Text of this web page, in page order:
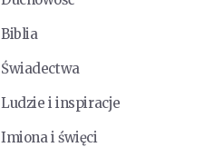
Biblia
Świadectwa
Ludzie i inspiracje
Imiona i święci